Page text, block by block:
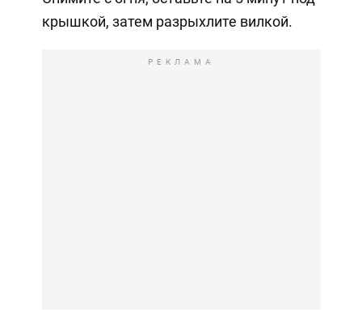
крышкой, затем разрыхлите вилкой.
РЕКЛАМА